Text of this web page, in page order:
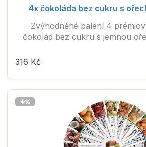
4x čokoláda bez cukru s
Zvýhodněné balení 4
čokolád bez cukru s jemnou
316 Kč